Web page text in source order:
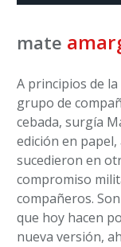
mate
A principios de
grupo de
cebada, surgía
edición en
sucedieron en
compromiso
compañeros.
que hoy hacen
nueva versión,